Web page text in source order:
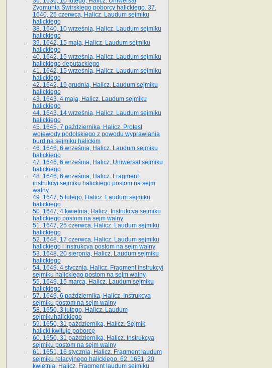
Zygmunta Świrskiego poborcy halickiego. 37.
1640, 25 czerwca, Halicz. Laudum sejmiku
halickiego
38. 1640, 10 września, Halicz. Laudum sejmiku
halickiego
39. 1642, 15 maja, Halicz. Laudum sejmiku
halickiego
40. 1642, 15 września, Halicz. Laudum sejmiku
halickiego deputackiego
41. 1642, 15 września, Halicz. Laudum sejmiku
halickiego
42. 1642, 19 grudnia, Halicz. Laudum sejmiku
halickiego
43. 1643, 4 maja, Halicz. Laudum sejmiku
halickiego
44. 1643, 14 września, Halicz. Laudum sejmiku
halickiego
45. 1645, 7 października, Halicz. Protest
wojewody podolskiego z powodu wyprawiania
burd na sejmiku halickim
46. 1646, 6 września, Halicz. Laudum sejmiku
halickiego
47. 1646, 6 września, Halicz. Uniwersał sejmiku
halickiego
48. 1646, 6 września, Halicz. Fragment
instrukcyi sejmiku halickiego postom na sejm
walny
49. 1647, 5 lutego, Halicz. Laudum sejmiku
halickiego
50. 1647, 4 kwietnia, Halicz. Instrukcya sejmiku
halickiego postom na sejm walny
51. 1647, 25 czerwca, Halicz. Laudum sejmiku
halickiego
52. 1648, 17 czerwca, Halicz. Laudum sejmiku
halickiego i instrukcya postom na sejm walny
53. 1648, 20 sierpnia, Halicz. Laudum sejmiku
halickiego
54. 1649, 4 stycznia, Halicz. Fragment instrukcyi
sejmiku halickiego postom na sejm walny
55. 1649, 15 marca, Halicz. Laudum sejmiku
halickiego
57. 1649, 6 października, Halicz. Instrukcya
sejmiku postom na sejm walny
58. 1650, 3 lutego, Halicz. Laudum
sejmikuhalickiego
59. 1650, 31 października, Halicz. Sejmik
halicki kwituje poborcę
60. 1650, 31 października, Halicz. Instrukcya
sejmiku postom na sejm walny
61. 1651, 16 stycznia, Halicz. Fragment laudum
sejmiku relacyjnego halickiego. 62. 1651, 20
kwietnia, Halicz. Fragment laudum sejmiku